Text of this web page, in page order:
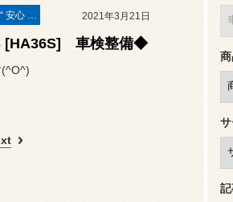
コクピット荒井“ 安心 ”車検 2021年3月21日
[HA36S] 車検整備◆